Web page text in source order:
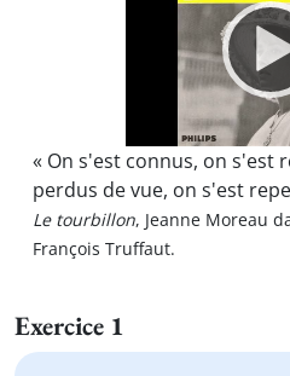
« On s'est connus, on s'est
perdus de vue, on s'est
Le tourbillon, Jeanne Moreau
François Truffaut.
Exercice 1